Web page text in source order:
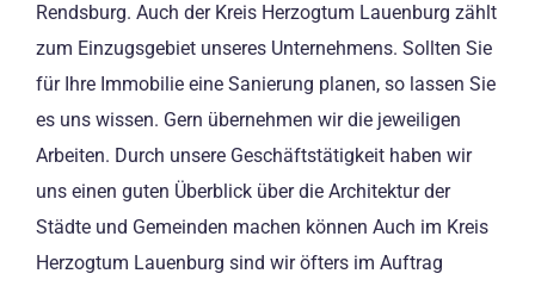
Rendsburg. Auch der Kreis Herzogtum Lauenburg zählt
zum Einzugsgebiet unseres Unternehmens. Sollten Sie
für Ihre Immobilie eine Sanierung planen, so lassen Sie
es uns wissen. Gern übernehmen wir die jeweiligen
Arbeiten. Durch unsere Geschäftstätigkeit haben wir
uns einen guten Überblick über die Architektur der
Städte und Gemeinden machen können Auch im Kreis
Herzogtum Lauenburg sind wir öfters im Auftrag